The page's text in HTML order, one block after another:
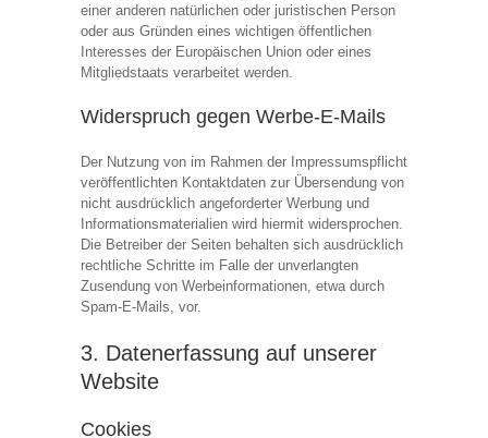
einer anderen natürlichen oder juristischen Person
oder aus Gründen eines wichtigen öffentlichen
Interesses der Europäischen Union oder eines
Mitgliedstaats verarbeitet werden.
Widerspruch gegen Werbe-E-Mails
Der Nutzung von im Rahmen der Impressumspflicht
veröffentlichten Kontaktdaten zur Übersendung von
nicht ausdrücklich angeforderter Werbung und
Informationsmaterialien wird hiermit widersprochen.
Die Betreiber der Seiten behalten sich ausdrücklich
rechtliche Schritte im Falle der unverlangten
Zusendung von Werbeinformationen, etwa durch
Spam-E-Mails, vor.
3. Datenerfassung auf unserer
Website
Cookies